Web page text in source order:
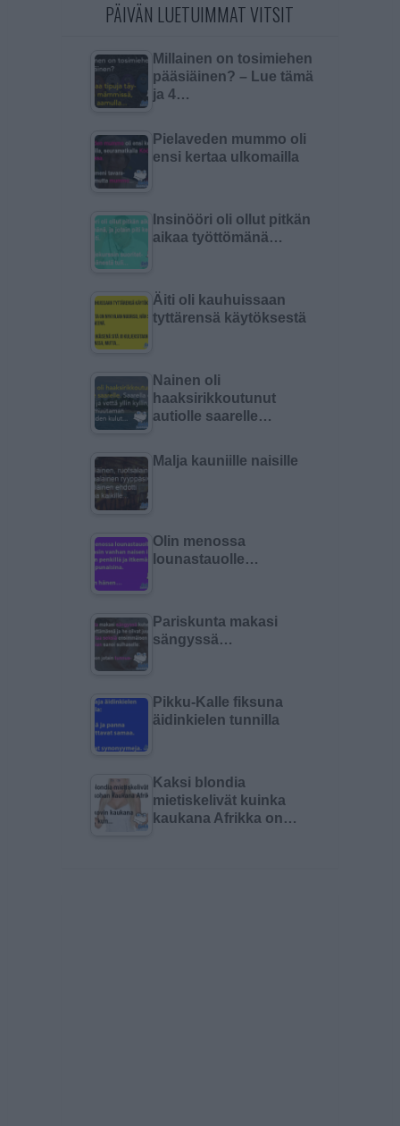
PÄIVÄN LUETUIMMAT VITSIT
Millainen on tosimiehen
pääsiäinen? – Lue tämä
ja 4…
Pielaveden mummo oli
ensi kertaa ulkomailla
Insinööri oli ollut pitkän
aikaa työttömänä…
Äiti oli kauhuissaan
tyttärensä käytöksestä
Nainen oli
haaksirikkoutunut
autiolle saarelle…
Malja kauniille naisille
Olin menossa
lounastauolle…
Pariskunta makasi
sängyssä…
Pikku-Kalle fiksuna
äidinkielen tunnilla
Kaksi blondia
mietiskelivät kuinka
kaukana Afrikka on…